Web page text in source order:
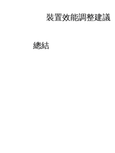
裝置效能調整建議
總結